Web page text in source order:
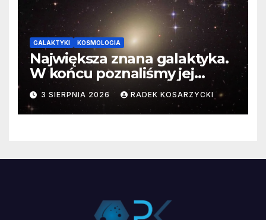
GALAKTYKI KOSMOLOGIA
Największa znana galaktyka.
W końcu poznaliśmy jej
faktyczne wymiary
3 SIERPNIA 2026 RADEK KOSARZYCKI